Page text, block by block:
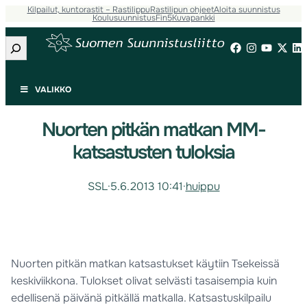
Kilpailut, kuntorastit – RastilippuRastilipun ohjeetAloita suunnistus
KoulusuunnistusFin5Kuvapankki
Etsi
VALIKKO
Nuorten pitkän matkan MM-
katsastusten tuloksia
SSL·5.6.2013 10:41·huippu
Nuorten pitkän matkan katsastukset käytiin Tsekeissä
keskiviikkona. Tulokset olivat selvästi tasaisempia kuin
edellisenä päivänä pitkällä matkalla. Katsastuskilpailu